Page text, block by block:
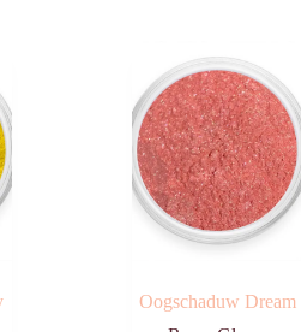
Oogschaduw Dream